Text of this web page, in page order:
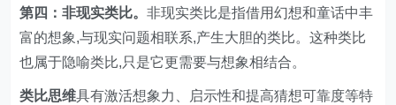
第四：非现实类比。非现实类比是指借用幻想和童话中丰
富的想象,与现实问题相联系,产生大胆的类比。这种类比
也属于隐喻类比,只是它更需要与想象相结合。
类比思维具有激活想象力、启示性和提高猜想可靠度等特